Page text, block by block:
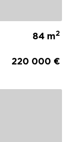
84 m2
220 000 €